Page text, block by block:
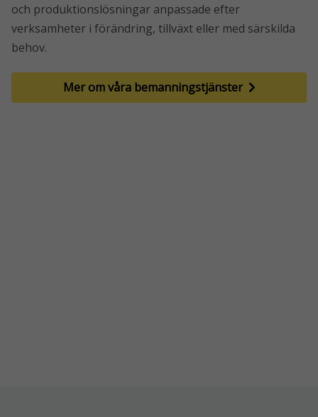
och produktionslösningar anpassade efter
verksamheter i förändring, tillväxt eller med särskilda
behov.
Mer om våra bemanningstjänster